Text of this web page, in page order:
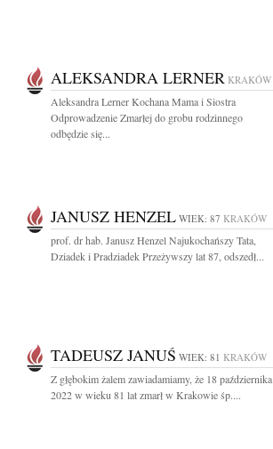
ALEKSANDRA LERNER KRAKÓW
Aleksandra Lerner Kochana Mama i Siostra
Odprowadzenie Zmarłej do grobu rodzinnego
odbędzie się...
JANUSZ HENZEL WIEK: 87 KRAKÓW
prof. dr hab. Janusz Henzel Najukochańszy Tata,
Dziadek i Pradziadek Przeżywszy lat 87, odszedł...
TADEUSZ JANUŚ WIEK: 81 KRAKÓW
Z głębokim żalem zawiadamiamy, że 18 października
2022 w wieku 81 lat zmarł w Krakowie śp....